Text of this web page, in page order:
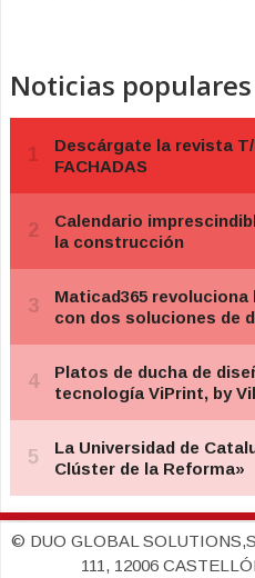
Noticias populares
© DUO GLOBAL
111, 12006